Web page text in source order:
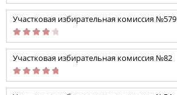
Участковая избирательная комиссия №579
Участковая избирательная комиссия №82